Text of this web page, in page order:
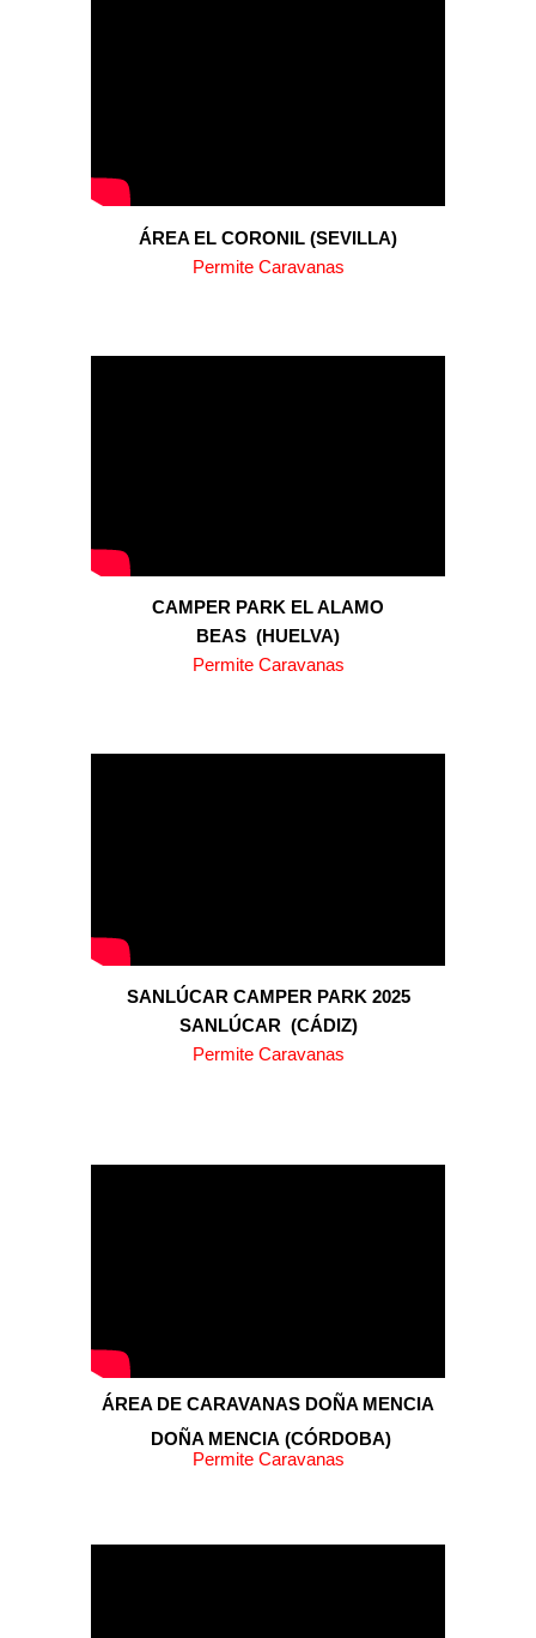
ÁREA EL CORONIL (SEVILLA)
Permite Caravanas
CAMPER PARK EL ALAMO
BEAS (HUELVA)
Permite Caravanas
SANLÚCAR CAMPER PARK 2025
SANLÚCAR (CÁDIZ)
Permite Caravanas
ÁREA DE CARAVANAS DOÑA MENCIA
DOÑA MENCIA (CÓRDOBA)
Permite Caravanas